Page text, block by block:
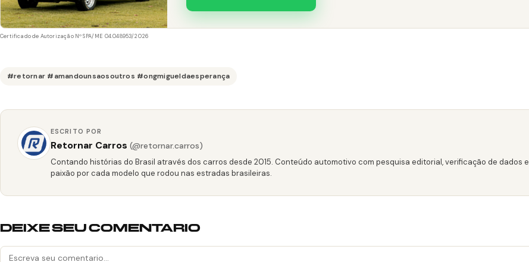
Certificado de Autorização Nº SPA/ME 04.048953/2026
#retornar #amandounsaosoutros #ongmigueldaesperança
ESCRITO POR
Retornar Carros (@retornar.carros)
Contando histórias do Brasil através dos carros desde 2015. Conteúdo automotivo com pesquisa editorial, verificação de dados e
paixão por cada modelo que rodou nas estradas brasileiras.
DEIXE SEU COMENTARIO